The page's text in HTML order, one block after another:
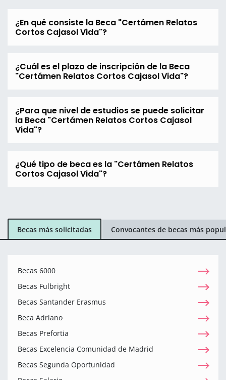
¿En qué consiste la Beca "Certámen Relatos
Cortos Cajasol Vida"?
¿Cuál es el plazo de inscripción de la Beca
"Certámen Relatos Cortos Cajasol Vida"?
¿Para que nivel de estudios se puede solicitar
la Beca "Certámen Relatos Cortos Cajasol
Vida"?
¿Qué tipo de beca es la "Certámen Relatos
Cortos Cajasol Vida"?
Becas más solicitadas Convocantes de becas más
Becas 6000
Becas Fulbright
Becas Santander Erasmus
Beca Adriano
Becas Prefortia
Becas Excelencia Comunidad de Madrid
Becas Segunda Oportunidad